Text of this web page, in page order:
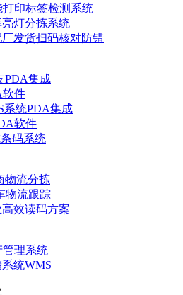
打印标签检测系统
灯分拣系统
发货扫码核对防错
PDA集成
软件
系统PDA集成
软件
码系统
物流分拣
物流跟踪
效读码方案
理系统
统WMS